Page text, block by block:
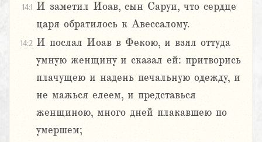
14:1 И заметил Иоав, сын Саруи, что сердце
царя обратилось к Авессалому.
14:2 И послал Иоав в Фекою, и взял оттуда
умную женщину и сказал ей: притворись
плачущею и надень печальную одежду, и
не мажься елеем, и представься
женщиною, много дней плакавшею по
умершем;